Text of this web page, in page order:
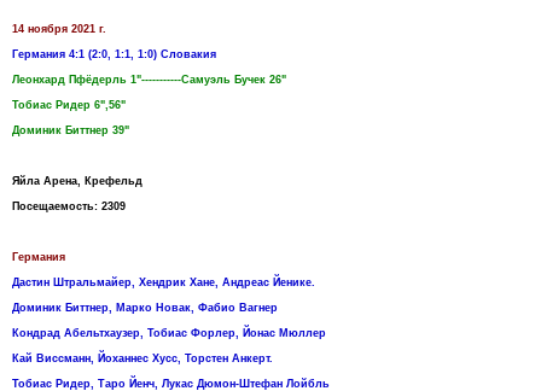
14 ноября 2021 г.
Германия 4:1 (2:0, 1:1, 1:0) Словакия
Леонхард Пфёдерль 1"-----------Самуэль Бучек 26"
Тобиас Ридер 6",56"
Доминик Биттнер 39"
Яйла Арена, Крефельд
Посещаемость: 2309
Германия
Дастин Штральмайер, Хендрик Хане, Андреас Йенике.
Доминик Биттнер, Марко Новак, Фабио Вагнер
Кондрад Абельтхаузер, Тобиас Форлер, Йонас Мюллер
Кай Виссманн, Йоханнес Хусс, Торстен Анкерт.
Тобиас Ридер, Таро Йенч, Лукас Дюмон-Штефан Лойбль